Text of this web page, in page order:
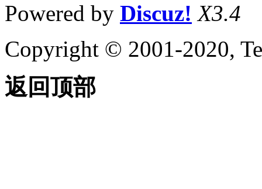
Powered by Discuz! X3.4
Copyright © 2001-2020,
返回顶部